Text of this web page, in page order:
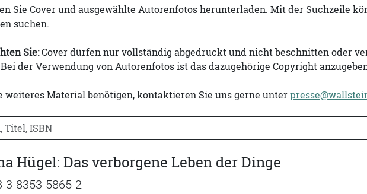
Sie Cover und ausgewählte Autorenfotos herunterladen. Mit der Suchzeile
suchen.
Sie:Cover dürfen nur vollständig abgedruckt und nicht beschnitten oder
der Verwendung von Autorenfotos ist das dazugehörige Copyright
weiteres Material benötigen, kontaktieren Sie uns gerne unter
Buchtitel, Autorennamen oder ISBN suchen:
Hügel: Das verborgene Leben der Dinge
3-8353-5865-2